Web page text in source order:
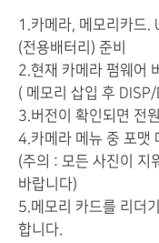
1.카메라, 메모리카드.
(전용배터리) 준비
2.현재 카메라 펌웨어
( 메모리 삽입 후
3.버전이 확인되면 전
4.카메라 메뉴 중 포맷
(주의 : 모든 사진이 지
바랍니다)
5.메모리 카드를 리더
합니다.